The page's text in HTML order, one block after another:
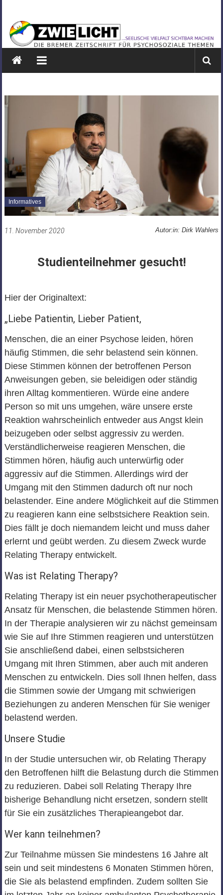
springen
ZWIELICHT
BREMEN
DIE
PSYCHOSOZIALE
Informatives
11. November 2020 Autor:in: Dirk Wahlers
Studienteilnehmer gesucht!
Hier der Originaltext:
„Liebe Patientin, Lieber Patient,
Menschen, die an einer Psychose leiden, hören
häufig Stimmen, die sehr belastend sein können.
Diese Stimmen können der betroffenen Person
Anweisungen geben, sie beleidigen oder ständig
ihren Alltag kommentieren. Würde eine andere
Person so mit uns umgehen, wäre unsere erste
Reaktion wahrscheinlich entweder aus Angst klein
beizugeben oder selbst aggressiv zu werden.
Verständlicherweise reagieren Menschen, die
Stimmen hören, häufig auch unterwürfig oder
aggressiv auf die Stimmen. Allerdings wird der
Umgang mit den Stimmen dadurch oft nur noch
belastender. Eine andere Möglichkeit auf die Stimmen
zu reagieren kann eine selbstsichere Reaktion sein.
Dies fällt je doch niemandem leicht und muss daher
erlernt und geübt werden. Zu diesem Zweck wurde
Relating Therapy entwickelt.
Was ist Relating Therapy?
Relating Therapy ist ein neuer psychotherapeutischer
Ansatz für Menschen, die belastende Stimmen hören.
In der Therapie analysieren wir zu nächst gemeinsam
wie Sie auf Ihre Stimmen reagieren und unterstützen
Sie anschließend dabei, einen selbstsicheren
Umgang mit Ihren Stimmen, aber auch mit anderen
Menschen zu entwickeln. Dies soll Ihnen helfen, dass
die Stimmen sowie der Umgang mit schwierigen
Beziehungen zu anderen Menschen für Sie weniger
belastend werden.
Unsere Studie
In der Studie untersuchen wir, ob Relating Therapy
den Betroffenen hilft die Belastung durch die Stimmen
zu reduzieren. Dabei soll Relating Therapy Ihre
bisherige Behandlung nicht ersetzen, sondern stellt
für Sie ein zusätzliches Therapieangebot dar.
Wer kann teilnehmen?
Zur Teilnahme müssen Sie mindestens 16 Jahre alt
sein und seit mindestens 6 Monaten Stimmen hören,
die Sie als belastend empfinden. Zudem sollten Sie